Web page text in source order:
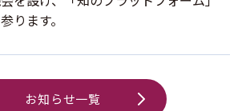
ります。
お知らせ一覧